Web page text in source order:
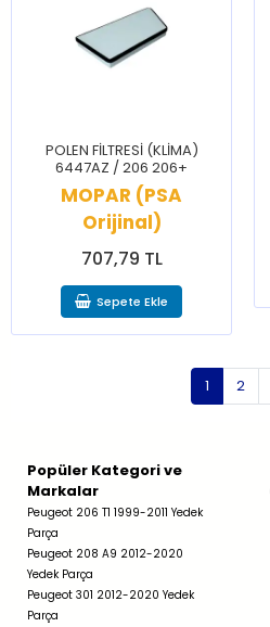
POLEN FİLTRESİ (KLİMA)
6447AZ / 206 206+
MOPAR (PSA
Orijinal)
707,79 TL
Sepete Ekle
1 2
Popüler Kategori ve
Markalar
Peugeot 206 T1 1999-2011 Yedek
Parça
Peugeot 208 A9 2012-2020
Yedek Parça
Peugeot 301 2012-2020 Yedek
Parça